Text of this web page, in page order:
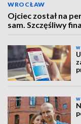
WROCŁAW
Ojciec został na
sam. Szczęśliwy